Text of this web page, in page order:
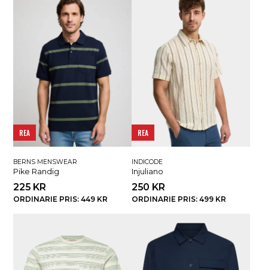
REA
BERNS MENSWEAR
Pike Randig
225 KR
ORDINARIE PRIS: 449 KR
REA
INDICODE
Injuliano
250 KR
ORDINARIE PRIS: 499 KR